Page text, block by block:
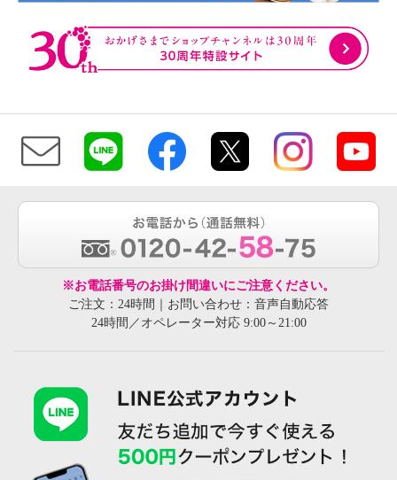
※お電話番号のお掛け間違いにご注意ください。
ご注文：24時間｜お問い合わせ：音声自動応答
24時間／オペレーター対応 9:00～21:00